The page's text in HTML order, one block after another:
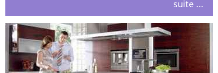
suite ...